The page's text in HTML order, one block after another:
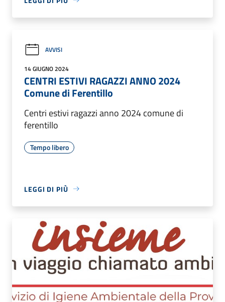
AVVISI
14 GIUGNO 2024
CENTRI ESTIVI RAGAZZI ANNO 2024
Comune di Ferentillo
Centri estivi ragazzi anno 2024 comune di
ferentillo
Tempo libero
LEGGI DI PIÙ